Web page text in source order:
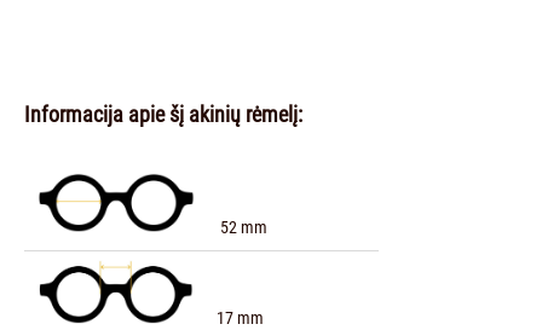
Informacija apie šį akinių rėmelį:
52 mm
17 mm